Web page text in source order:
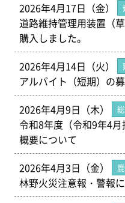
2026年4月17日（金）
道路維持管理用装置（
購入しました。
2026年4月14日（火）
アルバイト（短期）の
2026年4月9日（木）
令和8年度（令和9年4
概要について
2026年4月3日（金）
林野火災注意報・警報